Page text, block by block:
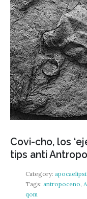
Covi-cho, los
tips anti
Category:
Tags: antropoceno,
qom